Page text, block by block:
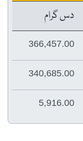
دس گرام
366,457.00
340,685.00
5,916.00